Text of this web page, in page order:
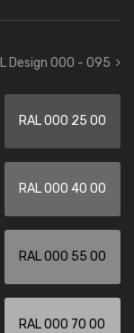
Design 000 - 095
RAL 000 25 00
RAL 000 40 00
RAL 000 55 00
RAL 000 70 00